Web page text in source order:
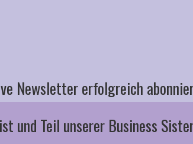
Newsletter erfolgreich
und Teil unserer Business